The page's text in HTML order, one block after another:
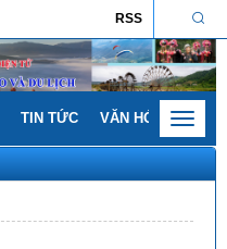
RSS
TIN TỨC VĂN HÓA - GIA
Toggle